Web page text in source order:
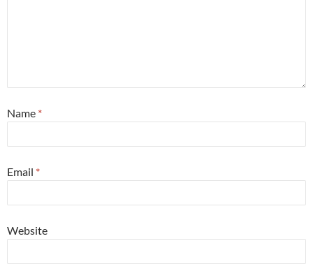
Name *
Email *
Website